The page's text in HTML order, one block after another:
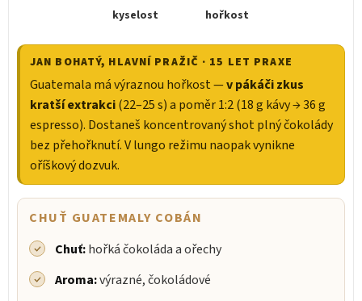
kyselost hořkost
JAN BOHATÝ, HLAVNÍ PRAŽIČ · 15 LET PRAXE
Guatemala má výraznou hořkost —v pákáči zkus
kratší extrakci(22–25 s) a poměr 1:2 (18 g kávy → 36 g
espresso). Dostaneš koncentrovaný shot plný čokolády
bez přehořknutí. V lungo režimu naopak vynikne
oříškový dozvuk.
CHUŤ GUATEMALY COBÁN
Chuť:hořká čokoláda a ořechy
Aroma:výrazné, čokoládové